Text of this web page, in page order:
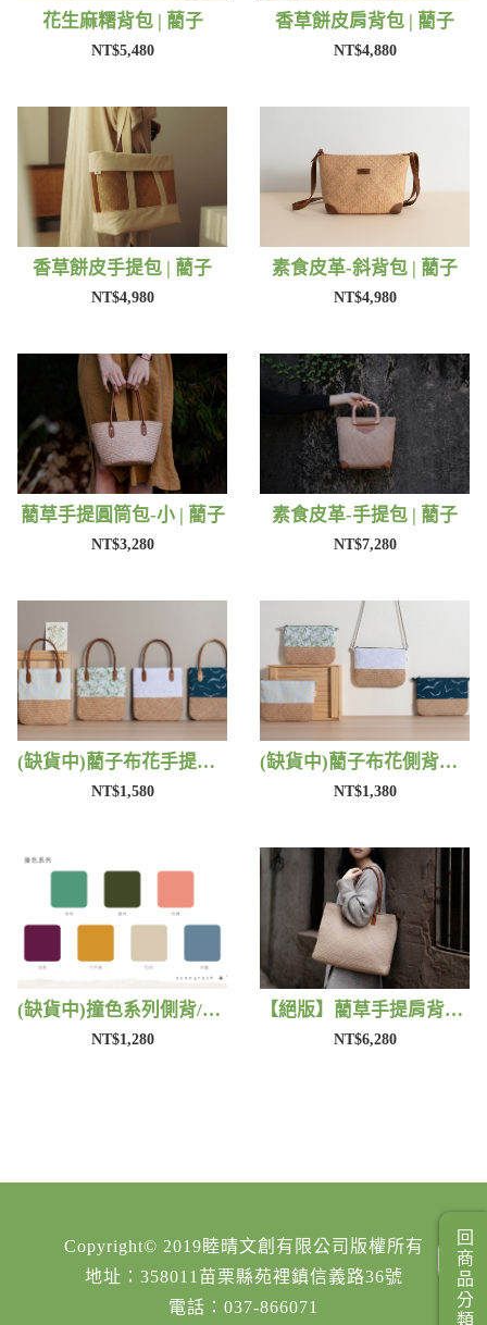
花生麻糬背包 | 藺子
NT$5,480
香草餅皮肩背包 | 藺子
NT$4,880
香草餅皮手提包 | 藺子
NT$4,980
素食皮革-斜背包 | 藺子
NT$4,980
藺草手提圓筒包-小 | 藺子
NT$3,280
素食皮革-手提包 | 藺子
NT$7,280
(缺貨中)藺子布花手提包 | 藺子
NT$1,580
(缺貨中)藺子布花側背包 | 藺子
NT$1,380
(缺貨中)撞色系列側背/手提包 | 藺子
NT$1,280
【絕版】藺草手提肩背包 | 藺子
NT$6,280
Copyright© 2019睦晴文創有限公司版權所有
地址：358011苗栗縣苑裡鎮信義路36號
電話：037-866071
回商品分類